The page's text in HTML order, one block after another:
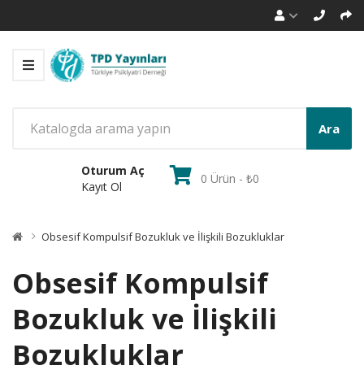
Ara
Oturum Aç
Kayıt Ol
0 Ürün - ₺0
Obsesif Kompulsif Bozukluk ve İlişkili Bozukluklar
Obsesif Kompulsif
Bozukluk ve İlişkili
Bozukluklar